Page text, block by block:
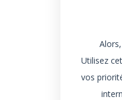
Utilisez
vos